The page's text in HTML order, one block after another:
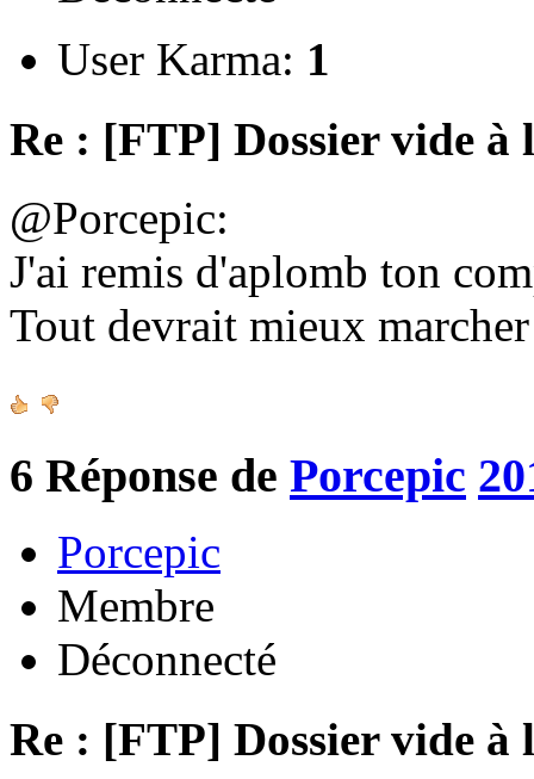
User Karma: 1
Re : [FTP] Dossier vide à
@Porcepic:
J'ai remis d'aplomb ton
Tout devrait mieux
6 Réponse de Porcepic
Porcepic
Membre
Déconnecté
Re : [FTP] Dossier vide à